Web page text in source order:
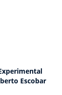
Escobar